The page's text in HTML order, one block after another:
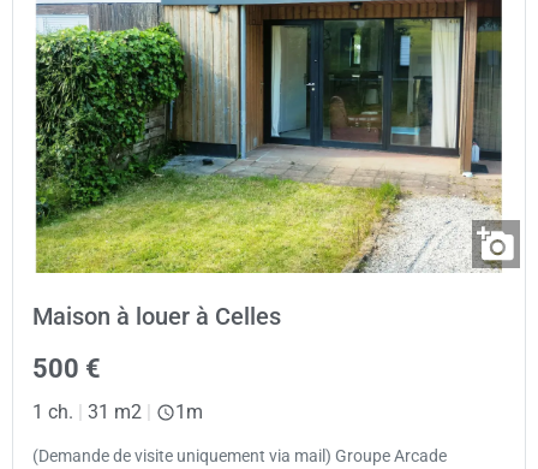
Maison à louer à Celles
500 €
1 ch. | 31 m2 | 1m
(Demande de visite uniquement via mail) Groupe Arcade